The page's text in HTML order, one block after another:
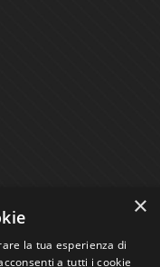
×
la tua esperienza di
a tutti i cookie